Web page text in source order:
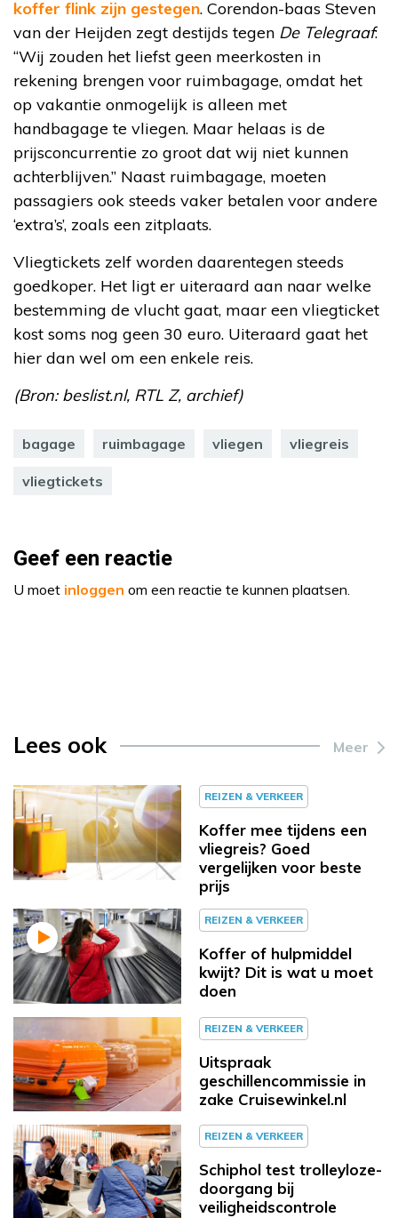
koffer flink zijn gestegen. Corendon-baas Steven
van der Heijden zegt destijds tegen De Telegraaf:
“Wij zouden het liefst geen meerkosten in
rekening brengen voor ruimbagage, omdat het
op vakantie onmogelijk is alleen met
handbagage te vliegen. Maar helaas is de
prijsconcurrentie zo groot dat wij niet kunnen
achterblijven.” Naast ruimbagage, moeten
passagiers ook steeds vaker betalen voor andere
‘extra’s’, zoals een zitplaats.
Vliegtickets zelf worden daarentegen steeds
goedkoper. Het ligt er uiteraard aan naar welke
bestemming de vlucht gaat, maar een vliegticket
kost soms nog geen 30 euro. Uiteraard gaat het
hier dan wel om een enkele reis.
(Bron: beslist.nl, RTL Z, archief)
bagage ruimbagage vliegen vliegreis
vliegtickets
Geef een reactie
U moet inloggen om een reactie te kunnen plaatsen.
Lees ook Meer
REIZEN & VERKEER
Koffer mee tijdens een
vliegreis? Goed
vergelijken voor beste
prijs
REIZEN & VERKEER
Koffer of hulpmiddel
kwijt? Dit is wat u moet
doen
REIZEN & VERKEER
Uitspraak
geschillencommissie in
zake Cruisewinkel.nl
REIZEN & VERKEER
Schiphol test trolleyloze-
doorgang bij
veiligheidscontrole